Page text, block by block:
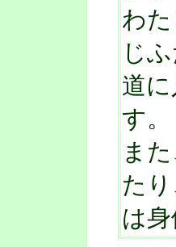
わ
じ
道
す。
ま
た
は